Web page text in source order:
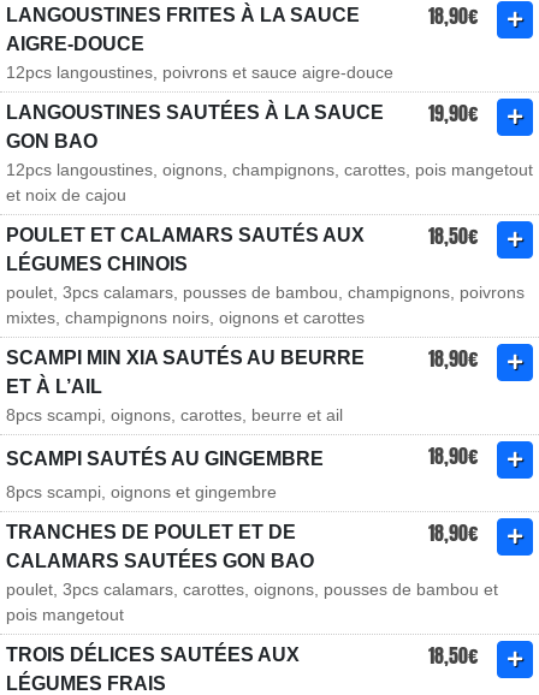
LANGOUSTINES FRITES À LA SAUCE
AIGRE-DOUCE
18,90€
12pcs langoustines, poivrons et sauce aigre-douce
LANGOUSTINES SAUTÉES À LA SAUCE
GON BAO
19,90€
12pcs langoustines, oignons, champignons, carottes, pois mangetout
et noix de cajou
POULET ET CALAMARS SAUTÉS AUX
LÉGUMES CHINOIS
18,50€
poulet, 3pcs calamars, pousses de bambou, champignons, poivrons
mixtes, champignons noirs, oignons et carottes
SCAMPI MIN XIA SAUTÉS AU BEURRE
ET À L’AIL
18,90€
8pcs scampi, oignons, carottes, beurre et ail
SCAMPI SAUTÉS AU GINGEMBRE 18,90€
8pcs scampi, oignons et gingembre
TRANCHES DE POULET ET DE
CALAMARS SAUTÉES GON BAO
18,90€
poulet, 3pcs calamars, carottes, oignons, pousses de bambou et
pois mangetout
TROIS DÉLICES SAUTÉES AUX
LÉGUMES FRAIS
18,50€